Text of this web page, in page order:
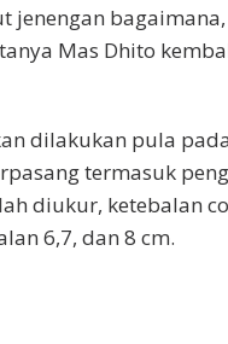
jenengan
Mas Dhito
dilakukan pula
termasuk
diukur, ketebalan
6,7, dan 8 cm.